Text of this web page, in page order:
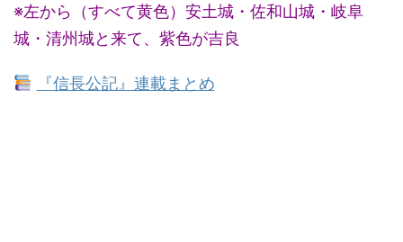
※左から（すべて黄色）安土城・佐和山城・岐阜
城・清州城と来て、紫色が吉良
『信長公記』連載まとめ